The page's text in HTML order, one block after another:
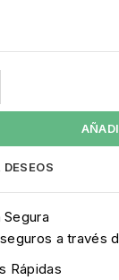
a través
Rápidas